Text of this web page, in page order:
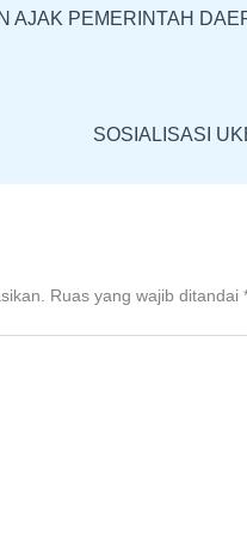
AJAK PEMERINTAH
SOSIALISASI
Ruas yang wajib ditandai